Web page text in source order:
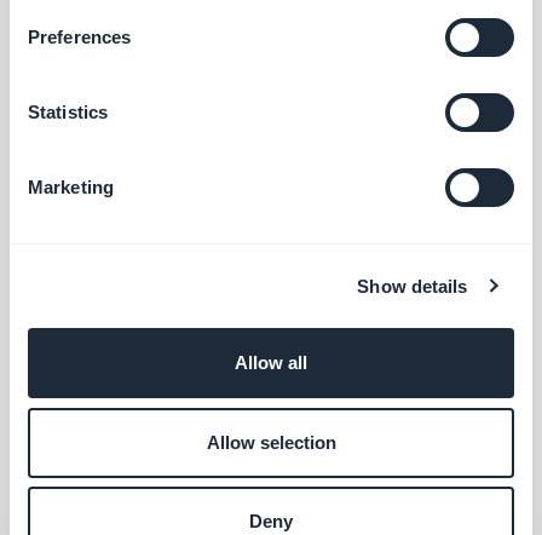
Preferences
Statistics
Marketing
Show details
Allow all
Allow selection
Deny
deelnemers en het delen van de juiste informatie
Gebruik de app om het evenement te animeren: u
deelnemers te begeleiden, of u kunt aanbieden
om het evenement live uit te zenden in video- of
audioformaat. Op deze manier kunnen alle
gebruikers, ook degenen die niet naar het
evenement kunnen komen, van het programma
genieten. Zo blijft uw klant in contact met zijn
publiek, zelfs op afstand.